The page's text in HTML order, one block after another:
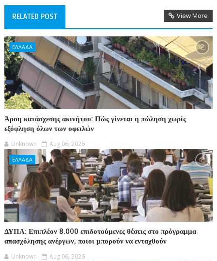
RELATED POST View More
ΕΛΛΑΔΑ
Άρση κατάσχεσης ακινήτου: Πώς γίνεται η πώληση χωρίς
εξόφληση όλων των οφειλών
Unknown Aug 06, 2026
ΕΛΛΑΔΑ
ΔΥΠΑ: Επιπλέον 8.000 επιδοτούμενες θέσεις στο πρόγραμμα
απασχόλησης ανέργων, ποιοι μπορούν να ενταχθούν
Unknown Aug 06, 2026